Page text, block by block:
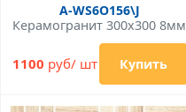
A-WS6O156\J
Керамогранит 300x300 8мм
1100 руб/ шт Купить